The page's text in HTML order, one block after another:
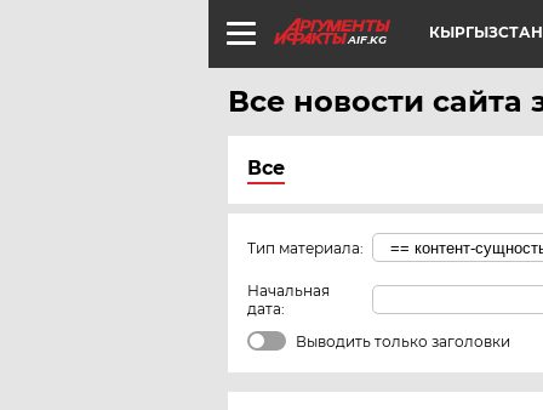
AIF.KG КЫРГЫЗСТАН
Все новости сайта
Все
Тип материала:
Начальная
дата:
Выводить только заголовки